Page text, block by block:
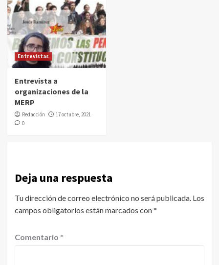
Entrevistas
Entrevista a
organizaciones de la
MERP
Redacción
17 octubre, 2021
0
Deja una respuesta
Tu dirección de correo electrónico no será publicada. Los
campos obligatorios están marcados con*
Comentario *